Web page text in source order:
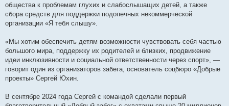
общества к проблемам глухих и слабослышащих детей, а также
сбора средств для поддержки подопечных некоммерческой
организации «Я тебя слышу».
«Мы хотим обеспечить детям возможности чувствовать себя частью
большого мира, поддержку их родителей и близких, продвижение
идеи инклюзивности и социальной ответственности через спорт», —
говорит один из организаторов забега, основатель соцбюро «Добрые
проекты» Сергей Юхин.
В сентябре 2024 года Сергей с командой сделали первый